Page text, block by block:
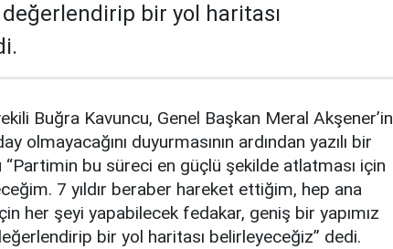
bir yol haritası
Buğra Kavuncu, Genel Başkan Meral Akşener’in
olmayacağını duyurmasının ardından yazılı bir
“Partimin bu süreci en güçlü şekilde atlatması için
7 yıldır beraber hareket ettiğim, hep ana
her şeyi yapabilecek fedakar, geniş bir yapımız
bir yol haritası belirleyeceğiz” dedi.